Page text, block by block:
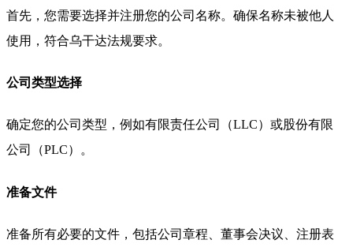
首先，您需要选择并注册您的公司名称。确保名称未被他人
使用，符合乌干达法规要求。
公司类型选择
确定您的公司类型，例如有限责任公司（LLC）或股份有限
公司（PLC）。
准备文件
准备所有必要的文件，包括公司章程、董事会决议、注册表